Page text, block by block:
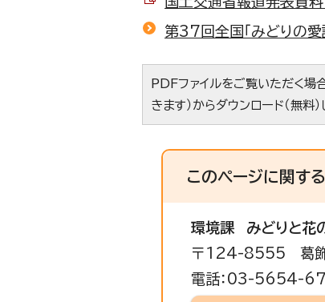
第37回全国「みどりの愛
PDFファイルをご覧いただく
きます）からダウンロード（無料）
このページに関する
環境課
みどりと花
〒124-8555 葛
電話：03-5654-